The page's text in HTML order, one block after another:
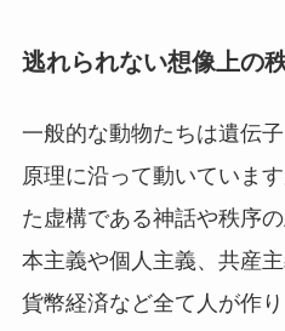
逃れられない想像上の
一般的な動物たちは遺伝
原理に沿って動いていま
た虚構である神話や秩序
本主義や個人主義、共産
貨幣経済など全て人が作